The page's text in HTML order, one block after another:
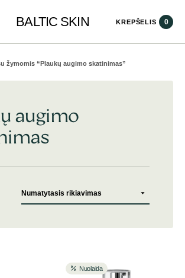
BALTIC SKIN KREPŠELIS 0
žymomis “Plaukų augimo skatinimas”
augimo
Nuolaida